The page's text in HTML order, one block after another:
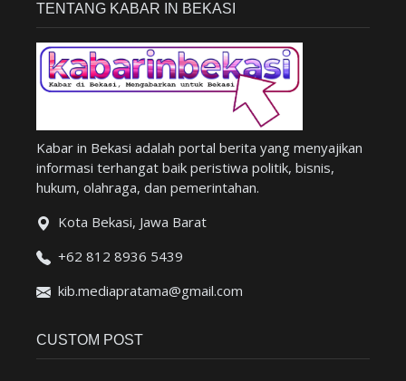
TENTANG KABAR IN BEKASI
Kabar in Bekasi adalah portal berita yang menyajikan
informasi terhangat baik peristiwa politik, bisnis,
hukum, olahraga, dan pemerintahan.
Kota Bekasi, Jawa Barat
+62 812 8936 5439
kib.mediapratama@gmail.com
CUSTOM POST